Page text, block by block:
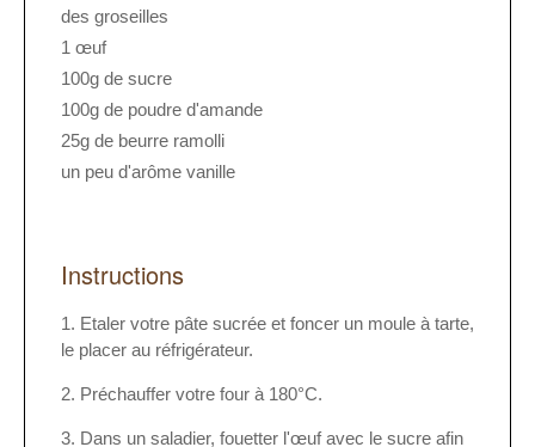
des groseilles
1 œuf
100g de sucre
100g de poudre d'amande
25g de beurre ramolli
un peu d'arôme vanille
Instructions
Etaler votre pâte sucrée et foncer un moule à tarte,
le placer au réfrigérateur.
Préchauffer votre four à 180°C.
Dans un saladier, fouetter l'œuf avec le sucre afin